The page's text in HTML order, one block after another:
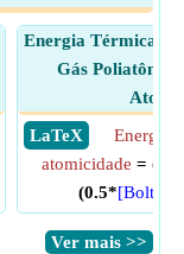
Energia Térmica
Gás
​ LaTeX
Energia
atomicidade = ((6*
(0.5*[BoltZ]
​Ver mais >>